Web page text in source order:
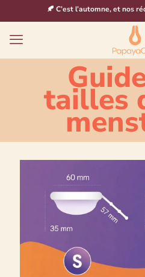
🍂 C’est l’automne, et nos
tailles